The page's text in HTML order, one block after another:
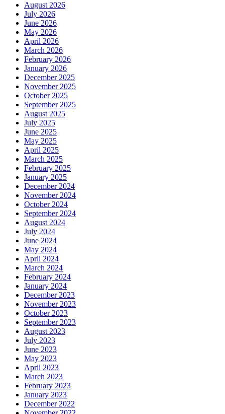
August 2026
July 2026
June 2026
May 2026
April 2026
March 2026
February 2026
January 2026
December 2025
November 2025
October 2025
September 2025
August 2025
July 2025
June 2025
May 2025
April 2025
March 2025
February 2025
January 2025
December 2024
November 2024
October 2024
September 2024
August 2024
July 2024
June 2024
May 2024
April 2024
March 2024
February 2024
January 2024
December 2023
November 2023
October 2023
September 2023
August 2023
July 2023
June 2023
May 2023
April 2023
March 2023
February 2023
January 2023
December 2022